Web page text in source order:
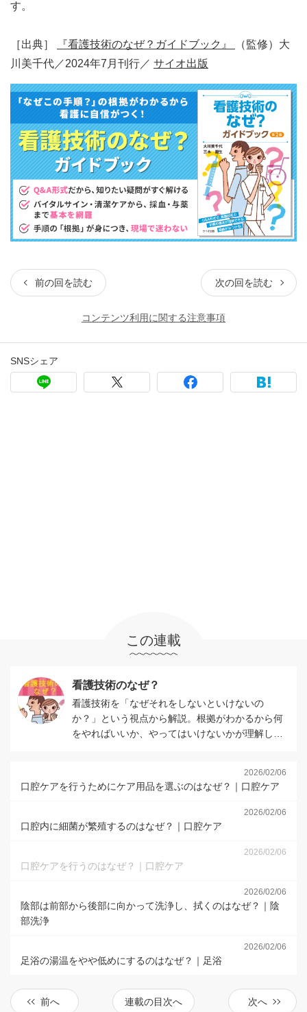
す。
［出典］ 『看護技術のなぜ？ガイドブック』
（監修）大
川美千代／2024年7月刊行／ サイオ出版
前の回を読む 次の回を読む
コンテンツ利用に関する注意事項
SNSシェア
この連載
看護技術のなぜ？
看護技術を「なぜそれをしないといけないの
か？」という視点から解説。根拠がわかるから何
をやればいいか、やってはいけないかが理解しや
2026/02/06
口腔ケアを行うためにケア用品を選ぶのはなぜ？｜口腔ケア
2026/02/06
口腔内に細菌が繁殖するのはなぜ？｜口腔ケア
2026/02/06
口腔ケアを行うのはなぜ？｜口腔ケア
2026/02/06
陰部は前部から後部に向かって洗浄し、拭くのはなぜ？｜陰
部洗浄
2026/02/06
足浴の湯温をやや低めにするのはなぜ？｜足浴
前へ 連載の目次へ 次へ